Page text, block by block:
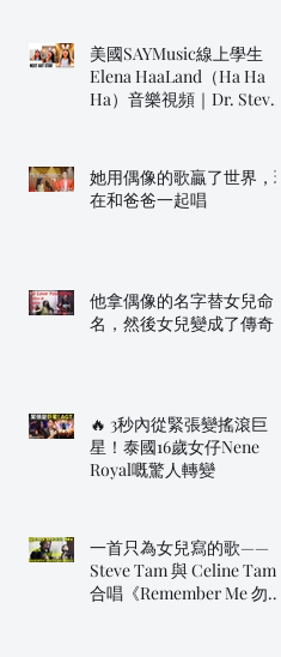
美國SAYMusic線上學生
Elena HaaLand（Ha Ha
Ha）音樂視頻｜Dr. Steve
她用偶像的歌贏了世界，現
在和爸爸一起唱
他拿偶像的名字替女兒命
名，然後女兒變成了傳奇
🔥 3秒內從緊張變搖滾巨
星！泰國16歲女仔Nene
Royal嘅驚人轉變
一首只為女兒寫的歌——
Steve Tam 與 Celine Tam
合唱《Remember Me 勿忘